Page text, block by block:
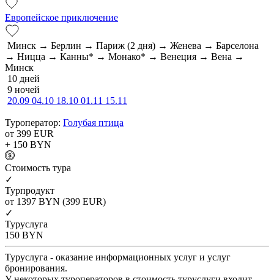
Европейское приключение
Минск → Берлин → Париж (2 дня) → Женева → Барселона
→ Ницца → Канны* → Монако* → Венеция → Вена →
Минск
10 дней
9 ночей
20.09 04.10 18.10 01.11 15.11
Туроператор: Голубая птица
от 399 EUR
+ 150 BYN
Cтоимость тура
✓
Турпродукт
от 1397 BYN (399 EUR)
✓
Туруслуга
150 BYN
Туруслуга - оказание информационных услуг и услуг
бронирования.